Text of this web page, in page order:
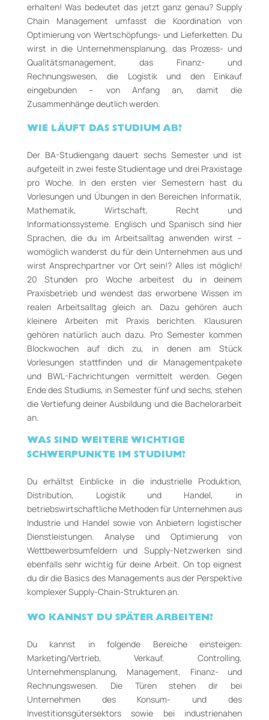
erhalten! Was bedeutet das jetzt ganz genau? Supply
Chain Management umfasst die Koordination von
Optimierung von Wertschöpfungs- und Lieferketten. Du
wirst in die Unternehmensplanung, das Prozess- und
Qualitätsmanagement, das Finanz- und
Rechnungswesen, die Logistik und den Einkauf
eingebunden – von Anfang an, damit die
Zusammenhänge deutlich werden.
WIE LÄUFT DAS STUDIUM AB?
Der BA-Studiengang dauert sechs Semester und ist
aufgeteilt in zwei feste Studientage und drei Praxistage
pro Woche. In den ersten vier Semestern hast du
Vorlesungen und Übungen in den Bereichen Informatik,
Mathematik, Wirtschaft, Recht und
Informationssysteme. Englisch und Spanisch sind hier
Sprachen, die du im Arbeitsalltag anwenden wirst –
womöglich wanderst du für dein Unternehmen aus und
wirst Ansprechpartner vor Ort sein!? Alles ist möglich!
20 Stunden pro Woche arbeitest du in deinem
Praxisbetrieb und wendest das erworbene Wissen im
realen Arbeitsalltag gleich an. Dazu gehören auch
kleinere Arbeiten mit Praxis berichten. Klausuren
gehören natürlich auch dazu. Pro Semester kommen
Blockwochen auf dich zu, in denen am Stück
Vorlesungen stattfinden und dir Managementpakete
und BWL-Fachrichtungen vermittelt werden. Gegen
Ende des Studiums, in Semester fünf und sechs, stehen
die Vertiefung deiner Ausbildung und die Bachelorarbeit
an.
WAS SIND WEITERE WICHTIGE
SCHWERPUNKTE IM STUDIUM?
Du erhältst Einblicke in die industrielle Produktion,
Distribution, Logistik und Handel, in
betriebswirtschaftliche Methoden für Unternehmen aus
Industrie und Handel sowie von Anbietern logistischer
Dienstleistungen. Analyse und Optimierung von
Wettbewerbsumfeldern und Supply-Netzwerken sind
ebenfalls sehr wichtig für deine Arbeit. On top eignest
du dir die Basics des Managements aus der Perspektive
komplexer Supply-Chain-Strukturen an.
WO KANNST DU SPÄTER ARBEITEN?
Du kannst in folgende Bereiche einsteigen:
Marketing/Vertrieb, Verkauf, Controlling,
Unternehmensplanung, Management, Finanz- und
Rechnungswesen. Die Türen stehen dir bei
Unternehmen des Konsum- und des
Investitionsgütersektors sowie bei industrienahen